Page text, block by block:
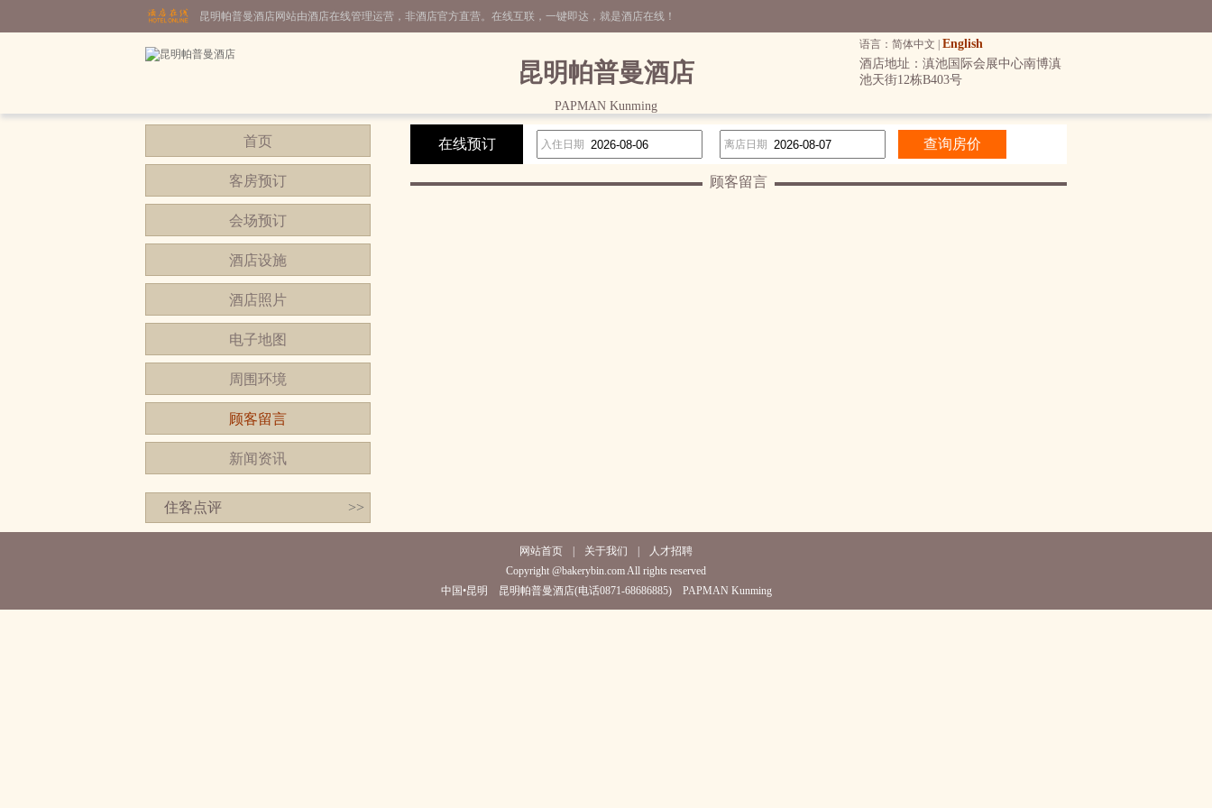
昆明帕普曼酒店网站由酒店在线管理运营，非酒店官方直营。在线互联，一键即达，就是酒店在线！
语言：简体中文 | English
昆明帕普曼酒店
PAPMAN Kunming
酒店地址：滇池国际会展中心南博滇
池天街12栋B403号
首页
客房预订
会场预订
酒店设施
酒店照片
电子地图
周围环境
顾客留言
新闻资讯
住客点评 >>
在线预订 入住日期 离店日期
顾客留言
网站首页 关于我们
人才招聘
Copyright @bakerybin.com All rights reserved
中国•昆明 昆明帕普曼酒店(电话0871-68686885) PAPMAN Kunming